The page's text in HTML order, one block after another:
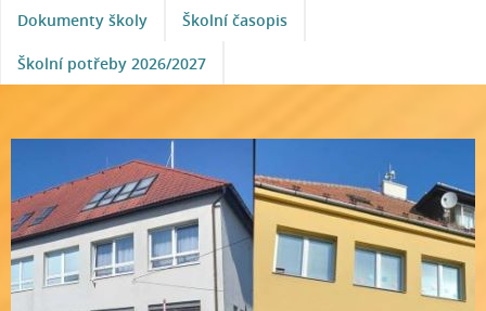
Dokumenty školy Školní časopis
Školní potřeby 2026/2027